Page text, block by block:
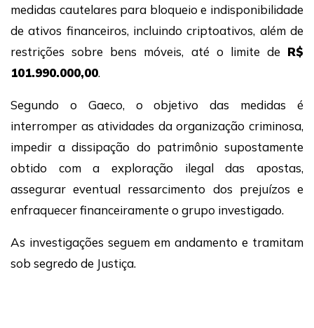
medidas cautelares para bloqueio e indisponibilidade
de ativos financeiros, incluindo criptoativos, além de
restrições sobre bens móveis, até o limite de R$
101.990.000,00.
Segundo o Gaeco, o objetivo das medidas é
interromper as atividades da organização criminosa,
impedir a dissipação do patrimônio supostamente
obtido com a exploração ilegal das apostas,
assegurar eventual ressarcimento dos prejuízos e
enfraquecer financeiramente o grupo investigado.
As investigações seguem em andamento e tramitam
sob segredo de Justiça.